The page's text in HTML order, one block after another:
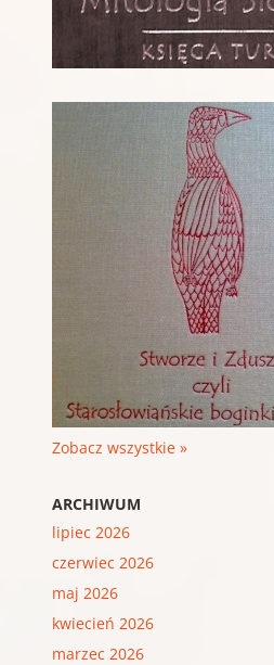
Zobacz wszystkie »
ARCHIWUM
lipiec 2026
czerwiec 2026
maj 2026
kwiecień 2026
marzec 2026